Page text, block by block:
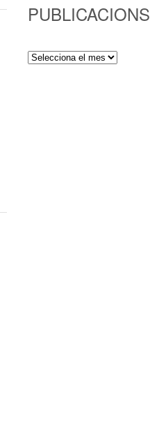
PUBLICACIONS
Publicacions